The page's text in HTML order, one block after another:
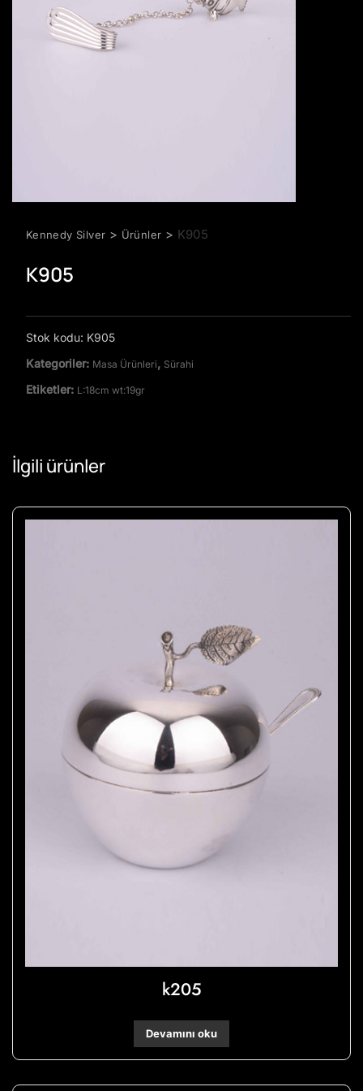
Kennedy Silver > Ürünler > K905
K905
Stok kodu: K905
Kategoriler: Masa Ürünleri, Sürahi
Etiketler: L:18cm wt:19gr
İlgili ürünler
k205
Devamını oku